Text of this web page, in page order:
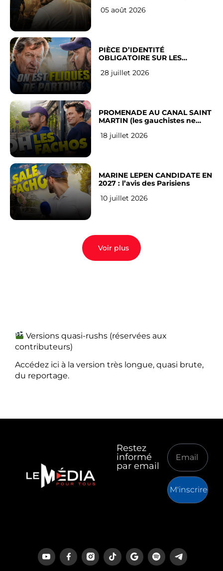
05 août 2026
PIÈCE D’IDENTITÉ
OBLIGATOIRE SUR LES
Français
28 juillet 2026
PROMENADE AU CANAL SAINT
MARTIN (les gauchistes ne
18 juillet 2026
MARINE LEPEN CANDIDATE EN
2027 : l’avis des Parisiens
10 juillet 2026
Voir plus
Versions quasi-rushs (réservées aux
contributeurs)
Accédez ici à la version très longue, quasi brute,
du reportage.
Restez
informé
par email
M'inscrire